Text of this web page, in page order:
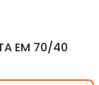
EM 70/40